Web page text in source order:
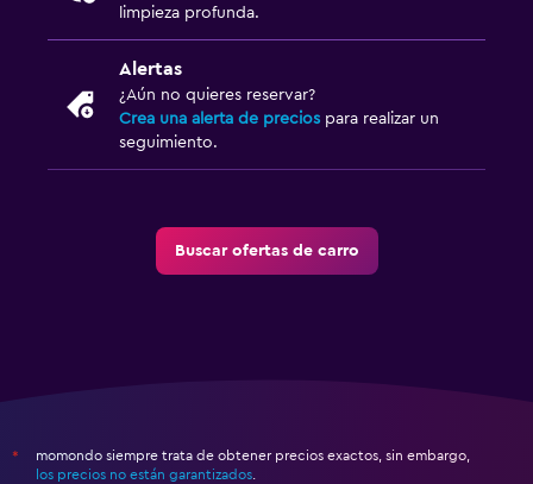
limpieza profunda.
Alertas
¿Aún no quieres reservar?
Crea una alerta de precios para realizar un
seguimiento.
Buscar ofertas de carro
*
momondo siempre trata de obtener precios exactos, sin embargo,
los precios no están garantizados.